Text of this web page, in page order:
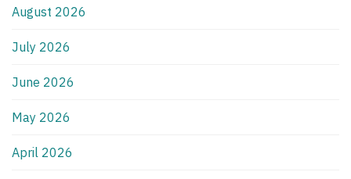
August 2026
July 2026
June 2026
May 2026
April 2026